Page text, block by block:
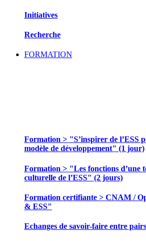
Initiatives
Recherche
FORMATION
Formation > "S’inspirer de l’ESS
modèle de développement" (1 jour)
Formation > "Les fonctions d’une
culturelle de l’ESS" (2 jours)
Formation certifiante > CNAM /
& ESS"
Echanges de savoir-faire entre pairs